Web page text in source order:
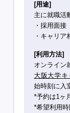
[用途]
主に就職活
・採用面接
・キャリア
[利用方法]
オンライン
大阪大学
始時刻に入
*予約は1ヶ
*希望利用時